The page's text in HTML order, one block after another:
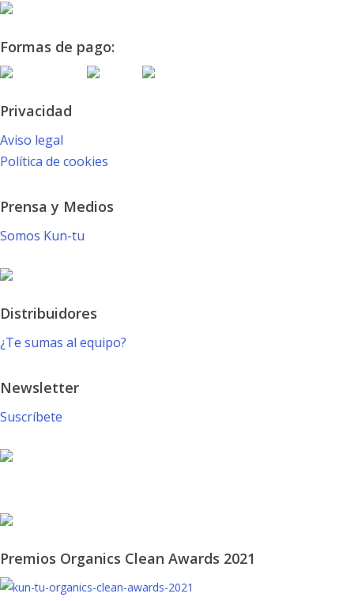
Formas de pago:
Privacidad
Aviso legal
Política de cookies
Prensa y Medios
Somos Kun-tu
Distribuidores
¿Te sumas al equipo?
Newsletter
Suscríbete
Premios Organics Clean Awards 2021